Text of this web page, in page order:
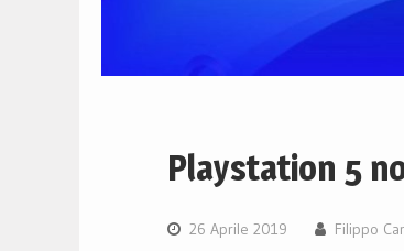
Playstation 5
26 Aprile 2019 Filippo